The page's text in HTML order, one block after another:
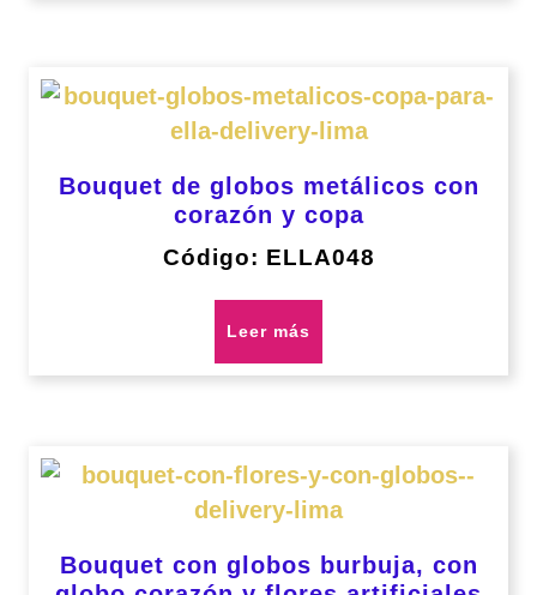
Bouquet de globos metálicos con
corazón y copa
Código: ELLA048
Leer más
Bouquet con globos burbuja, con